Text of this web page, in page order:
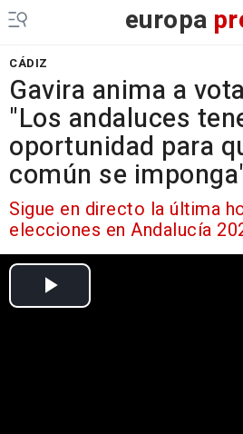
europa
CÁDIZ
Gavira anima a
"Los andaluces
oportunidad para
común se
Sigue en directo la última
elecciones en Andalucía